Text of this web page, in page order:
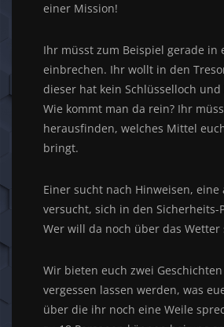
einer Mission!
Ihr müsst zum Beispiel gerade in
einbrechen. Ihr wollt in den
dieser hat kein Schlüsselloch und
Wie kommt man da rein? Ihr
herausfinden, welches Mittel
bringt.
Einer sucht nach Hinweisen, eine
versucht, sich in den Sicherheits-
Wer will da noch über das Wetter
Wir bieten euch zwei
vergessen lassen werden, was
über die ihr noch eine Weile